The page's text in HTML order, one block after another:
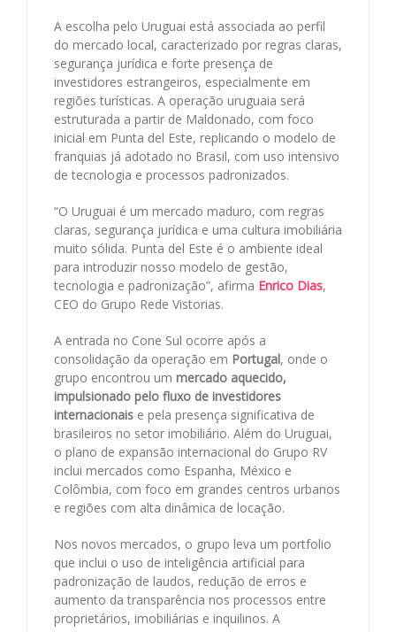
A escolha pelo Uruguai está associada ao perfil
do mercado local, caracterizado por regras claras,
segurança jurídica e forte presença de
investidores estrangeiros, especialmente em
regiões turísticas. A operação uruguaia será
estruturada a partir de Maldonado, com foco
inicial em Punta del Este, replicando o modelo de
franquias já adotado no Brasil, com uso intensivo
de tecnologia e processos padronizados.
“O Uruguai é um mercado maduro, com regras
claras, segurança jurídica e uma cultura imobiliária
muito sólida. Punta del Este é o ambiente ideal
para introduzir nosso modelo de gestão,
tecnologia e padronização”, afirma Enrico Dias,
CEO do Grupo Rede Vistorias.
A entrada no Cone Sul ocorre após a
consolidação da operação em Portugal, onde o
grupo encontrou um mercado aquecido,
impulsionado pelo fluxo de investidores
internacionais e pela presença significativa de
brasileiros no setor imobiliário. Além do Uruguai,
o plano de expansão internacional do Grupo RV
inclui mercados como Espanha, México e
Colômbia, com foco em grandes centros urbanos
e regiões com alta dinâmica de locação.
Nos novos mercados, o grupo leva um portfolio
que inclui o uso de inteligência artificial para
padronização de laudos, redução de erros e
aumento da transparência nos processos entre
proprietários, imobiliárias e inquilinos. A